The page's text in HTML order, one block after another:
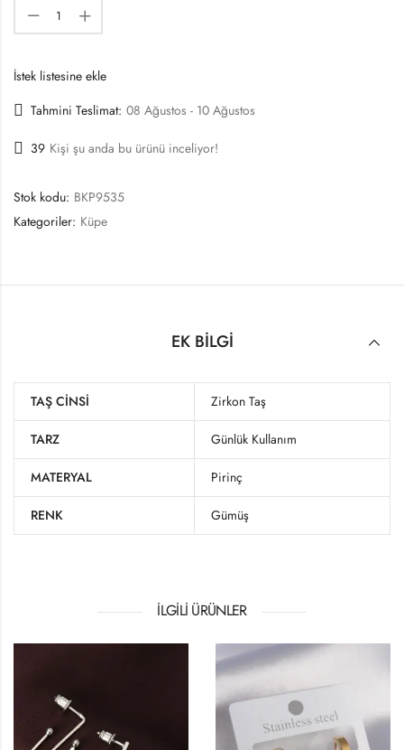
İstek listesine ekle
Tahmini Teslimat: 08 Ağustos - 10 Ağustos
39 Kişi şu anda bu ürünü inceliyor!
Stok kodu: BKP9535
Kategoriler: Küpe
EK BILGI
TAŞ CINSI Zirkon Taş
TARZ Günlük Kullanım
MATERYAL Pirinç
RENK Gümüş
İLGILI ÜRÜNLER